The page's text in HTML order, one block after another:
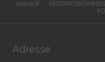
ANKAUF
Adresse